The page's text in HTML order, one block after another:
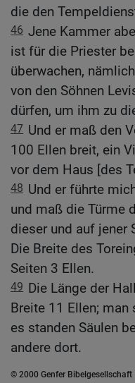
die den
46 Jene Kammer
ist für die Priester
überwachen,
von den Söhnen
dürfen, um ihm zu
47 Und er maß den
100 Ellen breit, ein
vor dem Haus [des
48 Und er führte
und maß die Türme
dieser und auf jener
Die Breite des
Seiten 3 Ellen.
49 Die Länge der
Breite 11 Ellen;
es standen Säulen
andere dort.
© 2000 Genfer Bibelgesellschaft